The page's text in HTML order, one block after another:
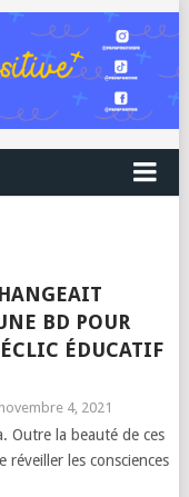
BD POUR
ÉDUCATIF
novembre 4, 2021
Outre la beauté de ces
réveiller les consciences